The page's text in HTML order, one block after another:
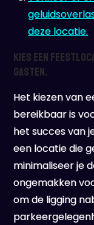
deze locatie.
Kies een
gasten.
Het kiezen van
bereikbaar is
het succes van
een locatie die
minimaliseer je
ongemakken
om de ligging